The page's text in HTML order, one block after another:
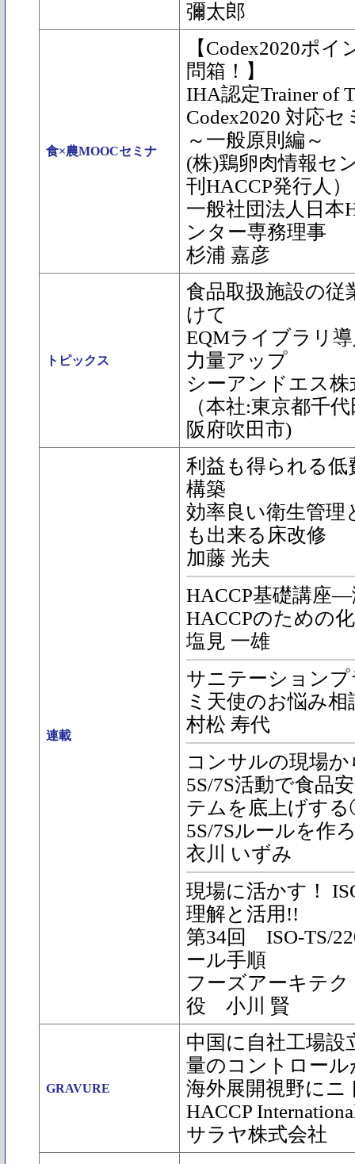
彌太郎
食×農MOOCセミナ
【Codex2020ポ
問箱！】
IHA認定Trainer of
Codex2020 対応
～一般原則編～
(株)鶏卵肉情報セ
刊HACCP発行人）
一般社団法人日本
ンター専務理事
杉浦 嘉彦
トピックス
食品取扱施設の従
けて
EQMライブラリ
力量アップ
シーアンドエス株
（本社:東京都千
阪府吹田市)
連載
利益も得られる低
構築
効率良い衛生管
も出来る床改修
加藤 光夫
HACCP基礎講座―
HACCPのための
塩見 一雄
サニテーション
ミ天使のお悩み相
村松 寿代
コンサルの現場
5S/7S活動で食品
テムを底上げす
5S/7Sルールを作
衣川 いずみ
現場に活かす！
理解と活用!!
第34回 ISO-TS/
ール手順
フーズアーキテ
役 小川 賢
GRAVURE
中国に自社工場設
量のコントロール
海外展開視野にニ
HACCP
サラヤ株式会社